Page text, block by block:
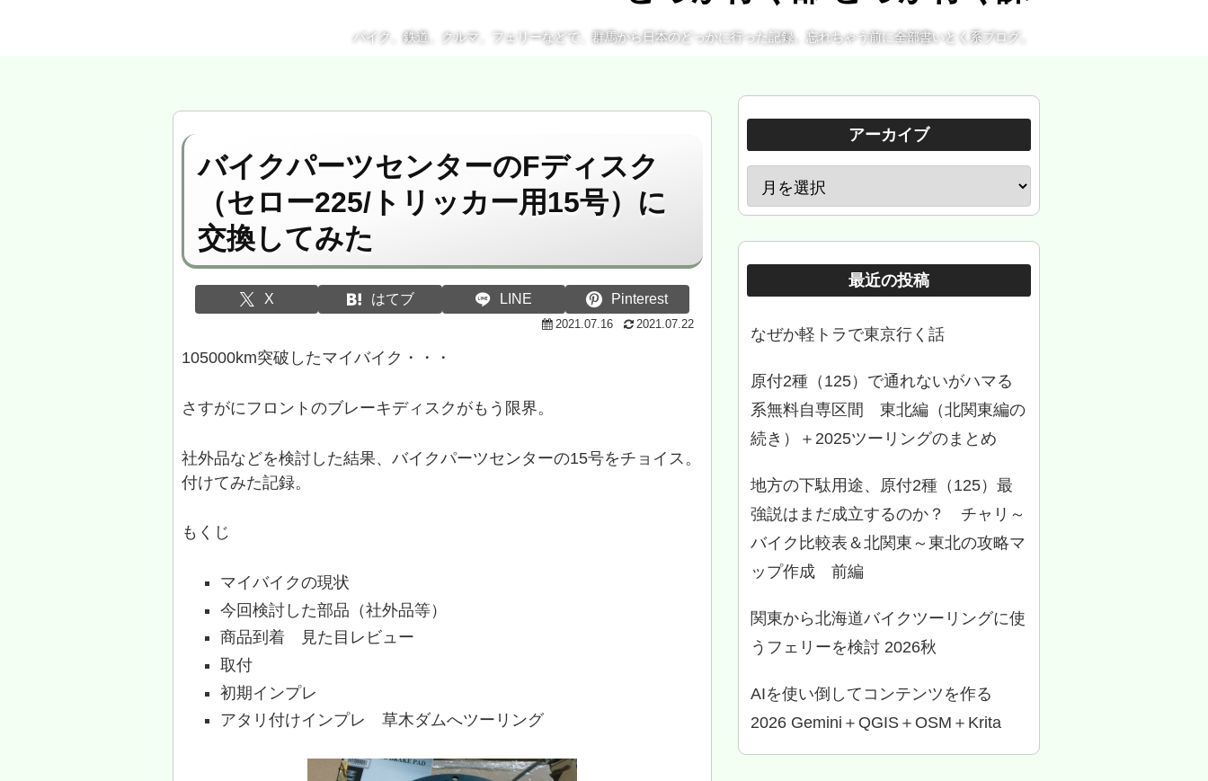
バイク、鉄道、クルマ、フェリーなどで、群馬から日本のどっかに行った記録。忘れちゃう前に全部書いとく系ブログ。
バイクパーツセンターのFディスク
（セロー225/トリッカー用15号）に
交換してみた
X はてブ LINE Pinterest
2021.07.16 2021.07.22
105000km突破したマイバイク・・・
さすがにフロントのブレーキディスクがもう限界。
社外品などを検討した結果、バイクパーツセンターの15号をチョイス。
付けてみた記録。
もくじ
マイバイクの現状
今回検討した部品（社外品等）
商品到着 見た目レビュー
取付
初期インプレ
アタリ付けインプレ 草木ダムへツーリング
アーカイブ
最近の投稿
なぜか軽トラで東京行く話
原付2種（125）で通れないがハマる
系無料自専区間 東北編（北関東編の
続き）＋2025ツーリングのまとめ
地方の下駄用途、原付2種（125）最
強説はまだ成立するのか？ チャリ～
バイク比較表＆北関東～東北の攻略マ
ップ作成 前編
関東から北海道バイクツーリングに使
うフェリーを検討 2026秋
AIを使い倒してコンテンツを作る
2026 Gemini＋QGIS＋OSM＋Krita